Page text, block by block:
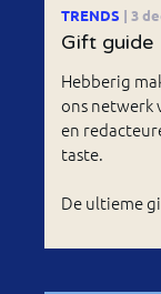
TRENDS | 3
Gift guide
Hebberig
ons netwerk
en
taste.
De ultieme